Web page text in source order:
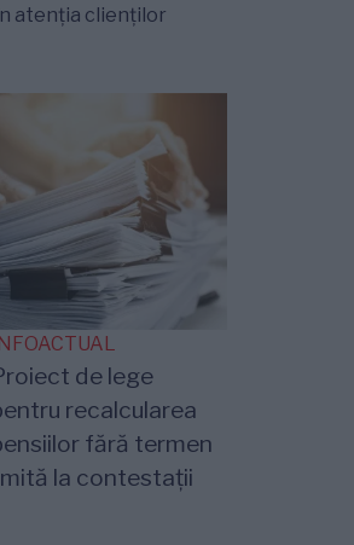
atenția clienților
INFOACTUAL
de lege
recalcularea
fără termen
la contestații